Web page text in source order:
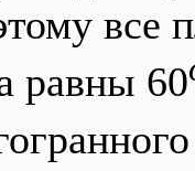
все
равны 60